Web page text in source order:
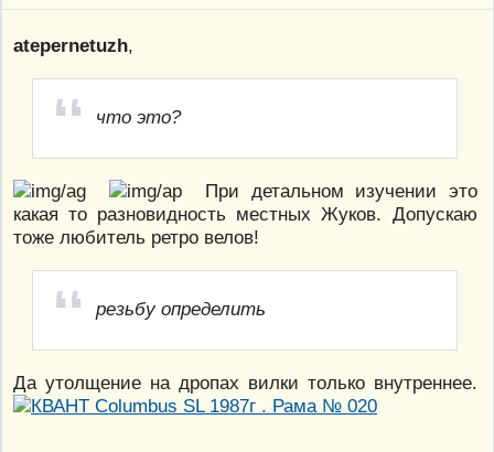
atepernetuzh,
что это?
При детальном изучении это
какая то разновидность местных Жуков. Допускаю
тоже любитель ретро велов!
резьбу определить
Да утолщение на дропах вилки только внутреннее.